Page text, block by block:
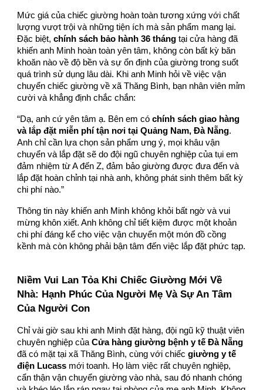
Mức giá của chiếc giường hoàn toàn tương xứng với chất
lượng vượt trội và những tiện ích mà sản phẩm mang lại.
Đặc biệt,chính sách bảo hành 36 tháng tại cửa hàng đã
khiến anh Minh hoàn toàn yên tâm, không còn bất kỳ băn
khoăn nào về độ bền và sự ổn định của giường trong suốt
quá trình sử dụng lâu dài. Khi anh Minh hỏi về việc vận
chuyển chiếc giường về xã Thăng Bình, bạn nhân viên mỉm
cười và khẳng định chắc chắn:
“Dạ, anh cứ yên tâm ạ. Bên em cóchính sách giao hàng
và lắp đặt miễn phí tận nơi tại Quảng Nam, Đà Nẵng.
Anh chỉ cần lựa chọn sản phẩm ưng ý, mọi khâu vận
chuyển và lắp đặt sẽ do đội ngũ chuyên nghiệp của tụi em
đảm nhiệm từ A đến Z, đảm bảo giường được đưa đến và
lắp đặt hoàn chỉnh tại nhà anh, không phát sinh thêm bất kỳ
chi phí nào.”
Thông tin này khiến anh Minh không khỏi bất ngờ và vui
mừng khôn xiết. Anh không chỉ tiết kiệm được một khoản
chi phí đáng kể cho việc vận chuyển một món đồ cồng
kềnh mà còn không phải bận tâm đến việc lắp đặt phức tạp.
Niềm Vui Lan Tỏa Khi Chiếc Giường Mới Về
Nhà: Hạnh Phúc Của Người Mẹ Và Sự An Tâm
Của Người Con
Chỉ vài giờ sau khi anh Minh đặt hàng, đội ngũ kỹ thuật viên
chuyên nghiệp củaCửa hàng giường bệnh y tế Đà Nẵng
đã có mặt tại xã Thăng Bình, cùng với chiếcgiường y tế
điện Lucass mới toanh. Họ làm việc rất chuyên nghiệp,
cẩn thận vận chuyển giường vào nhà, sau đó nhanh chóng